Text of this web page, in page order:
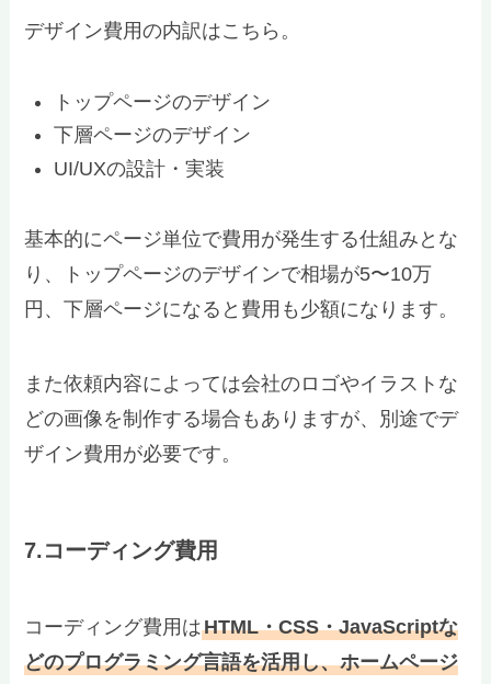
デザイン費用の内訳はこちら。
トップページのデザイン
下層ページのデザイン
UI/UXの設計・実装
基本的にページ単位で費用が発生する仕組みとな
り、トップページのデザインで相場が5〜10万
円、下層ページになると費用も少額になります。
また依頼内容によっては会社のロゴやイラストな
どの画像を制作する場合もありますが、別途でデ
ザイン費用が必要です。
7.コーディング費用
コーディング費用はHTML・CSS・JavaScriptな
どのプログラミング言語を活用し、ホームページ